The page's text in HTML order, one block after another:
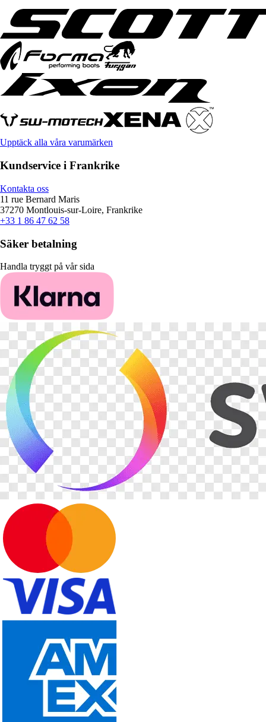
Upptäck alla våra varumärken
Kundservice i Frankrike
Kontakta oss
11 rue Bernard Maris
37270 Montlouis-sur-Loire, Frankrike
+33 1 86 47 62 58
Säker betalning
Handla tryggt på vår sida